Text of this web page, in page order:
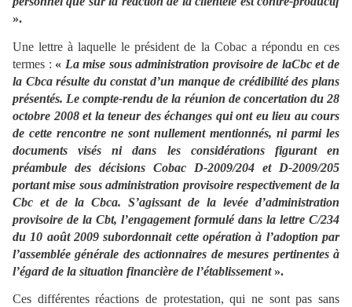
».
Une lettre à laquelle le président de la Cobac a répondu en ces
termes : « La mise sous administration provisoire de laCbc et de
la Cbca résulte du constat d’un manque de crédibilité des plans
présentés. Le compte-rendu de la réunion de concertation du 28
octobre 2008 et la teneur des échanges qui ont eu lieu au cours
de cette rencontre ne sont nullement mentionnés, ni parmi les
documents visés ni dans les considérations figurant en
préambule des décisions Cobac D-2009/204 et D-2009/205
portant mise sous administration provisoire respectivement de la
Cbc et de la Cbca. S’agissant de la levée d’administration
provisoire de la Cbt, l’engagement formulé dans la lettre C/234
du 10 août 2009 subordonnait cette opération à l’adoption par
l’assemblée générale des actionnaires de mesures pertinentes à
l’égard de la situation financière de l’établissement».
Ces différentes réactions de protestation, qui ne sont pas sans